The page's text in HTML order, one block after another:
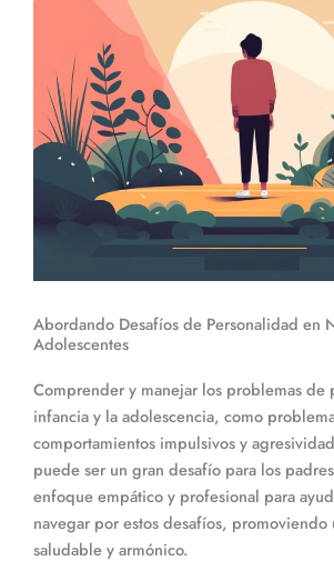
Abordando Desafíos de Personalidad en
Adolescentes
Comprender y manejar los problemas de
infancia y la adolescencia, como
comportamientos impulsivos y
puede ser un gran desafío para los
enfoque empático y profesional para
navegar por estos desafíos, promoviendo
saludable y armónico.